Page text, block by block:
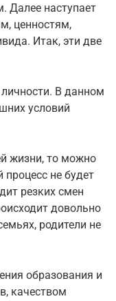
Далее наступает
ценностям,
Итак, эти две
В данном
условий
жизни, то можно
не будет
резких смен
довольно
родители не
образования и
качеством